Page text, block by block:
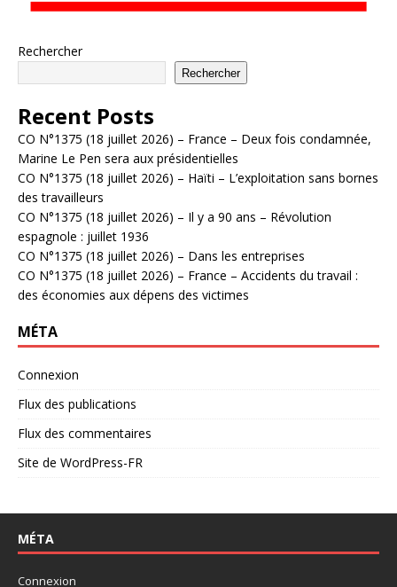
Rechercher
Rechercher
Recent Posts
CO N°1375 (18 juillet 2026) – France – Deux fois condamnée,
Marine Le Pen sera aux présidentielles
CO N°1375 (18 juillet 2026) – Haïti – L’exploitation sans bornes
des travailleurs
CO N°1375 (18 juillet 2026) – Il y a 90 ans – Révolution
espagnole : juillet 1936
CO N°1375 (18 juillet 2026) – Dans les entreprises
CO N°1375 (18 juillet 2026) – France – Accidents du travail :
des économies aux dépens des victimes
MÉTA
Connexion
Flux des publications
Flux des commentaires
Site de WordPress-FR
MÉTA
Connexion